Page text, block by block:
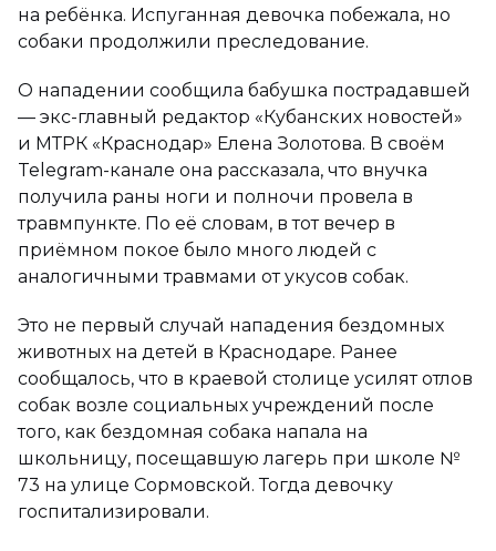
на ребёнка. Испуганная девочка побежала, но
собаки продолжили преследование.
О нападении сообщила бабушка пострадавшей
— экс-главный редактор «Кубанских новостей»
и МТРК «Краснодар» Елена Золотова. В своём
Telegram-канале она рассказала, что внучка
получила раны ноги и полночи провела в
травмпункте. По её словам, в тот вечер в
приёмном покое было много людей с
аналогичными травмами от укусов собак.
Это не первый случай нападения бездомных
животных на детей в Краснодаре. Ранее
сообщалось, что в краевой столице усилят отлов
собак возле социальных учреждений после
того, как бездомная собака напала на
школьницу, посещавшую лагерь при школе №
73 на улице Сормовской. Тогда девочку
госпитализировали.